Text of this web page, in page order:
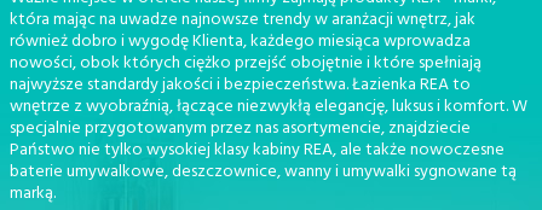
która mając na uwadze najnowsze trendy w aranżacji wnętrz, jak
również dobro i wygodę Klienta, każdego miesiąca wprowadza
nowości, obok których ciężko przejść obojętnie i które spełniają
najwyższe standardy jakości i bezpieczeństwa. Łazienka REA to
wnętrze z wyobraźnią, łączące niezwykłą elegancję, luksus i komfort. W
specjalnie przygotowanym przez nas asortymencie, znajdziecie
Państwo nie tylko wysokiej klasy kabiny REA, ale także nowoczesne
baterie umywalkowe, deszczownice, wanny i umywalki sygnowane tą
marką.